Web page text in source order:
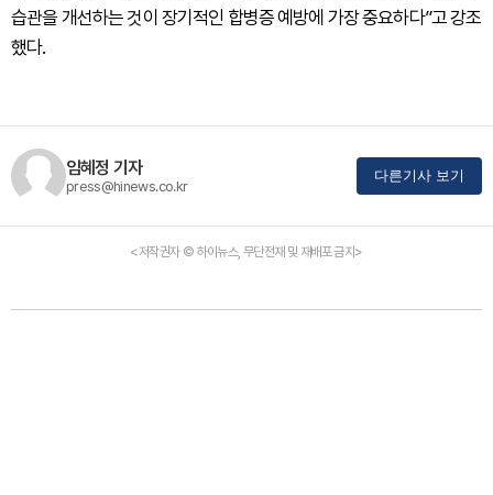
습관을 개선하는 것이 장기적인 합병증 예방에 가장 중요하다”고 강조
했다.
임혜정 기자
press@hinews.co.kr
다른기사 보기
<저작권자 © 하이뉴스, 무단전재 및 재배포 금지>